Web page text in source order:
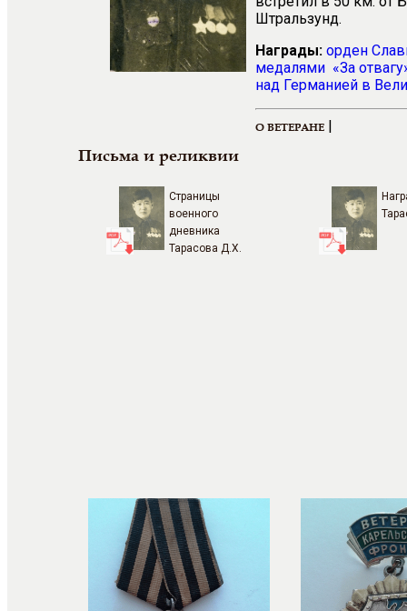
Штральзунд.
Награды: орден
медалями «За
над Германией в
О ВЕТЕРАНЕ |
Письма и реликвии
Страницы
военного
дневника
Тарасова Д.Х.